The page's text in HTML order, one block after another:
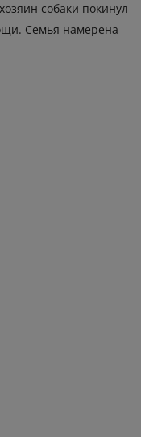
собаки покинул
Семья намерена